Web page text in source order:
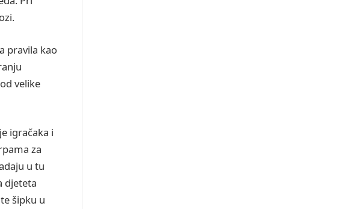
pravila kao
velike
igračaka i
za
u tu
djeteta
šipku u